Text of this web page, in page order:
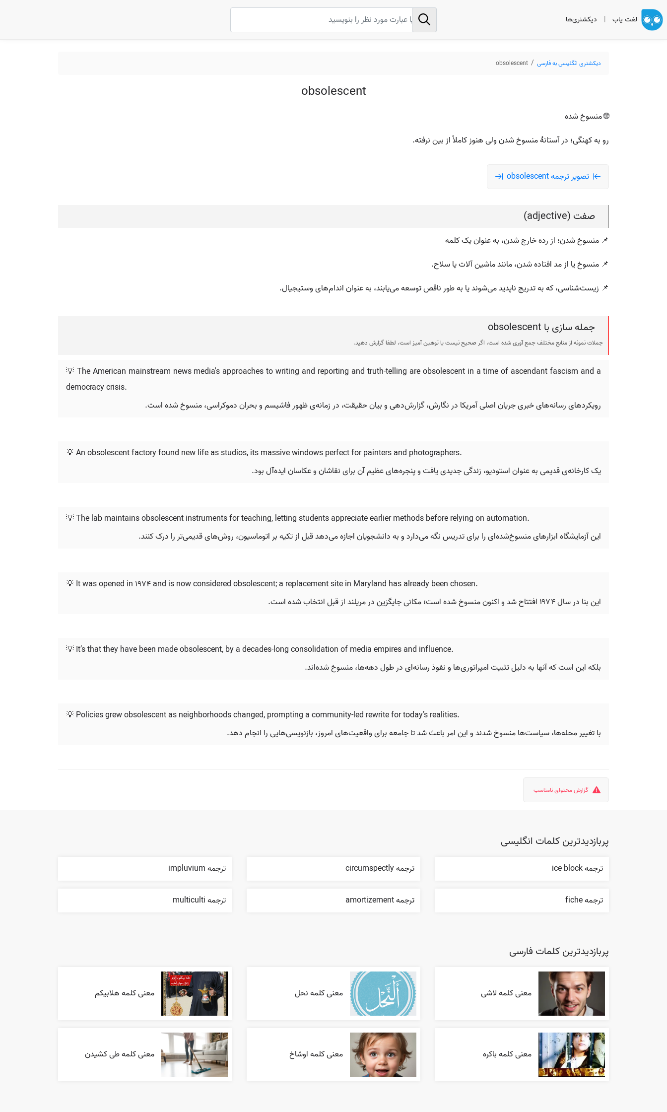
لغت یاب | دیکشنری‌ها
دیکشنری انگلیسی به فارسی obsolescent
obsolescent
🌐 منسوخ شده
رو به کهنگی؛ در آستانهٔ منسوخ شدن ولی هنوز کاملاً از بین نرفته.
تصویر ترجمه obsolescent
صفت (adjective)
📌 منسوخ شدن؛ از رده خارج شدن، به عنوان یک کلمه
📌 منسوخ یا از مد افتاده شدن، مانند ماشین آلات یا سلاح.
📌 زیست‌شناسی، که به تدریج ناپدید می‌شوند یا به طور ناقص توسعه می‌یابند، به عنوان اندام‌های وستیجیال.
جمله سازی با obsolescent
جملات نمونه از منابع مختلف جمع آوری شده است، اگر صحیح نیست یا توهین آمیز است، لطفا گزارش دهید.
💡 The American mainstream news media's approaches to writing and reporting and truth-telling are obsolescent in a time of ascendant fascism and a
democracy crisis.
رویکردهای رسانه‌های خبری جریان اصلی آمریکا در نگارش، گزارش‌دهی و بیان حقیقت، در زمانه‌ی ظهور فاشیسم و بحران دموکراسی، منسوخ شده است.
💡 An obsolescent factory found new life as studios, its massive windows perfect for painters and photographers.
یک کارخانه‌ی قدیمی به عنوان استودیو، زندگی جدیدی یافت و پنجره‌های عظیم آن برای نقاشان و عکاسان ایده‌آل بود.
💡 The lab maintains obsolescent instruments for teaching, letting students appreciate earlier methods before relying on automation.
این آزمایشگاه ابزارهای منسوخ‌شده‌ای را برای تدریس نگه می‌دارد و به دانشجویان اجازه می‌دهد قبل از تکیه بر اتوماسیون، روش‌های قدیمی‌تر را درک کنند.
💡 It was opened in 1974 and is now considered obsolescent; a replacement site in Maryland has already been chosen.
این بنا در سال ۱۹۷۴ افتتاح شد و اکنون منسوخ شده است؛ مکانی جایگزین در مریلند از قبل انتخاب شده است.
💡 It’s that they have been made obsolescent, by a decades-long consolidation of media empires and influence.
بلکه این است که آنها به دلیل تثبیت امپراتوری‌ها و نفوذ رسانه‌ای در طول دهه‌ها، منسوخ شده‌اند.
💡 Policies grew obsolescent as neighborhoods changed, prompting a community-led rewrite for today’s realities.
با تغییر محله‌ها، سیاست‌ها منسوخ شدند و این امر باعث شد تا جامعه برای واقعیت‌های امروز، بازنویسی‌هایی را انجام دهد.
گزارش محتوای نامناسب
پربازدیدترین کلمات انگلیسی
ترجمه ice block ترجمه circumspectly ترجمه impluvium
ترجمه fiche ترجمه amortizement ترجمه multiculti
پربازدیدترین کلمات فارسی
معنی کلمه لاشی معنی کلمه نحل معنی کلمه هلابیکم
معنی کلمه باکره معنی کلمه اوشاخ معنی کلمه طی کشیدن